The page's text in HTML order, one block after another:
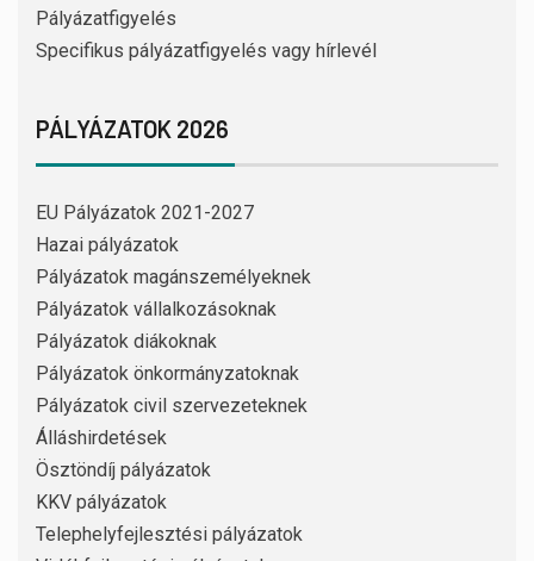
Pályázatfigyelés
Specifikus pályázatfigyelés vagy hírlevél
PÁLYÁZATOK 2026
EU Pályázatok 2021-2027
Hazai pályázatok
Pályázatok magánszemélyeknek
Pályázatok vállalkozásoknak
Pályázatok diákoknak
Pályázatok önkormányzatoknak
Pályázatok civil szervezeteknek
Álláshirdetések
Ösztöndíj pályázatok
KKV pályázatok
Telephelyfejlesztési pályázatok